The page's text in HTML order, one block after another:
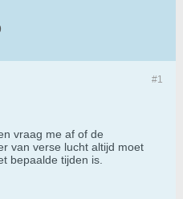
#1
vraag me af of de
van verse lucht altijd moet
bepaalde tijden is.